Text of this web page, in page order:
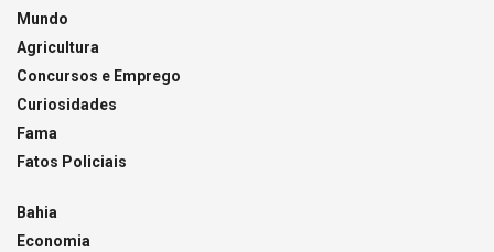
Mundo
Agricultura
Concursos e Emprego
Curiosidades
Fama
Fatos Policiais
Bahia
Economia